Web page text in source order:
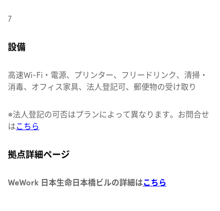
7
設備
高速Wi-Fi・電源、プリンター、フリードリンク、清掃・
消毒、オフィス家具、法人登記可、郵便物の受け取り
※法人登記の可否はプランによって異なります。 お問合せ
はこちら
拠点詳細ページ
WeWork 日本生命日本橋ビルの詳細はこちら